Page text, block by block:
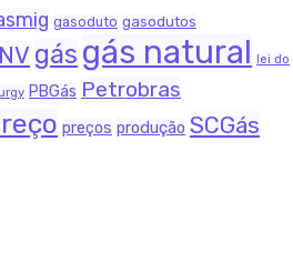
gasoduto gasodutos
gás gás natural lei do
PBGás Petrobras
preços produção SCGás